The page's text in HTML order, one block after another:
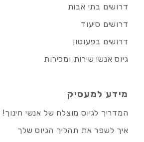
דרושים בתי אבות
דרושים סיעוד
דרושים בפעוטון
גיוס אנשי שירות ומכירות
מידע למעסיק
המדריך לגיוס מוצלח של אנשי חינוך!
איך לשפר את תהליך הגיוס שלך